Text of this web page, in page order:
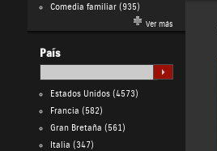
Comedia familiar(935)
Ver más
País
Estados Unidos(4573)
Francia (582)
Gran Bretaña (561)
Italia (347)